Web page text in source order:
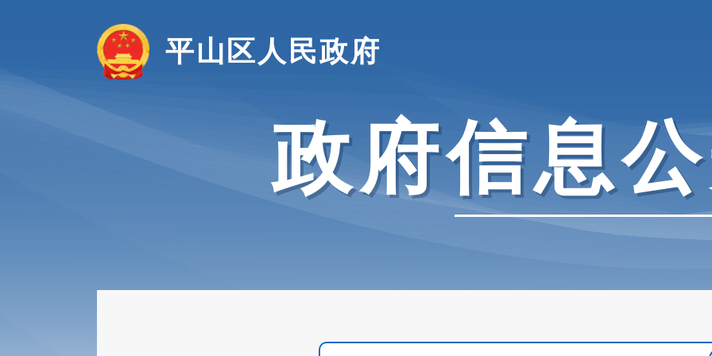
平山区人民政府
政府信息